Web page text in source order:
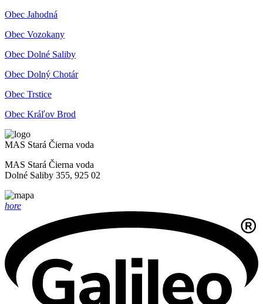
Obec Jahodná
Obec Vozokany
Obec Dolné Saliby
Obec Dolný Chotár
Obec Trstice
Obec Kráľov Brod
MAS Stará Čierna voda
MAS Stará Čierna voda
Dolné Saliby 355, 925 02
hore